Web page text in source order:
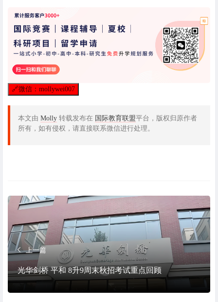
🔗微信：mollywei007
本文由 Molly 转载发布在 国际教育联盟平台，版权归原作者
所有，如有侵权，请直接联系微信进行处理。
上一篇
光华剑桥 平和 8升9周末秋招考试重点回顾